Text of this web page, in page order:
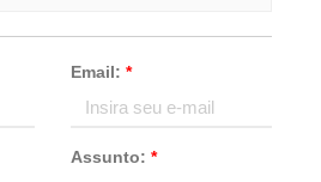
Email: *
Assunto: *